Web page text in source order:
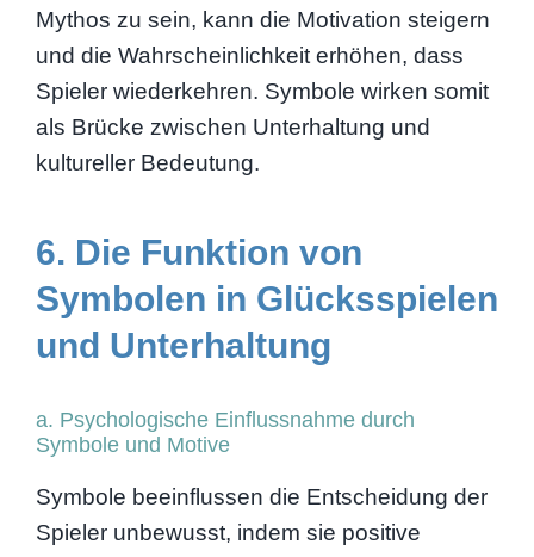
Mythos zu sein, kann die Motivation steigern
und die Wahrscheinlichkeit erhöhen, dass
Spieler wiederkehren. Symbole wirken somit
als Brücke zwischen Unterhaltung und
kultureller Bedeutung.
6. Die Funktion von
Symbolen in Glücksspielen
und Unterhaltung
a. Psychologische Einflussnahme durch
Symbole und Motive
Symbole beeinflussen die Entscheidung der
Spieler unbewusst, indem sie positive